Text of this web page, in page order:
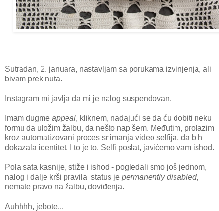
Sutradan, 2. januara, nastavljam sa porukama izvinjenja, ali
bivam prekinuta.
Instagram mi javlja da mi je nalog suspendovan.
Imam dugme appeal, kliknem, nadajući se da ću dobiti neku
formu da uložim žalbu, da nešto napišem. Međutim, prolazim
kroz automatizovani proces snimanja video selfija, da bih
dokazala identitet. I to je to. Selfi poslat, javićemo vam ishod.
Pola sata kasnije, stiže i ishod - pogledali smo još jednom,
nalog i dalje krši pravila, status je permanently disabled,
nemate pravo na žalbu, doviđenja.
Auhhhh, jebote...